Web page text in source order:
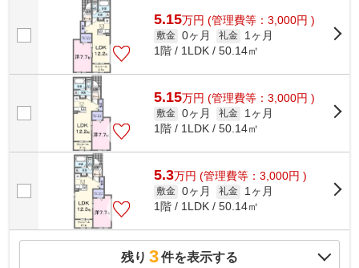
5.15万円 (管理費等：3,000円 )
敷金 0ヶ月 礼金
1ヶ月
1階 / 1LDK / 50.14㎡
5.15万円 (管理費等：3,000円 )
敷金 0ヶ月 礼金
1ヶ月
1階 / 1LDK / 50.14㎡
5.3万円 (管理費等：3,000円 )
敷金 0ヶ月 礼金
1ヶ月
1階 / 1LDK / 50.14㎡
残り 3件を表示する